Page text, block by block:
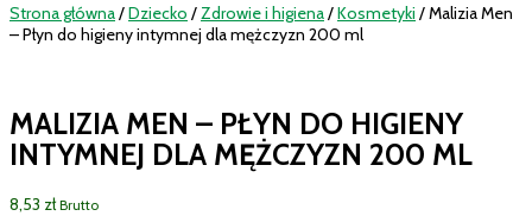
Strona główna/Dziecko /Zdrowie i higiena/Kosmetyki / Malizia Men
– Płyn do higieny intymnej dla mężczyzn 200 ml
MALIZIA MEN – PŁYN DO HIGIENY
INTYMNEJ DLA MĘŻCZYZN 200 ML
8,53 zł Brutto